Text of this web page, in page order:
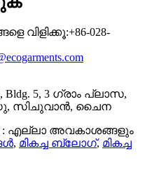
വിളിക്കൂ:+86-028-
Bldg. 5, 3 ഗ്രാം പ്ലാസ,
സിചുവാൻ, ചൈന
: എല്ലാ അവകാശങ്ങളും
, മികച്ച ബ്ലോഗ്, മികച്ച